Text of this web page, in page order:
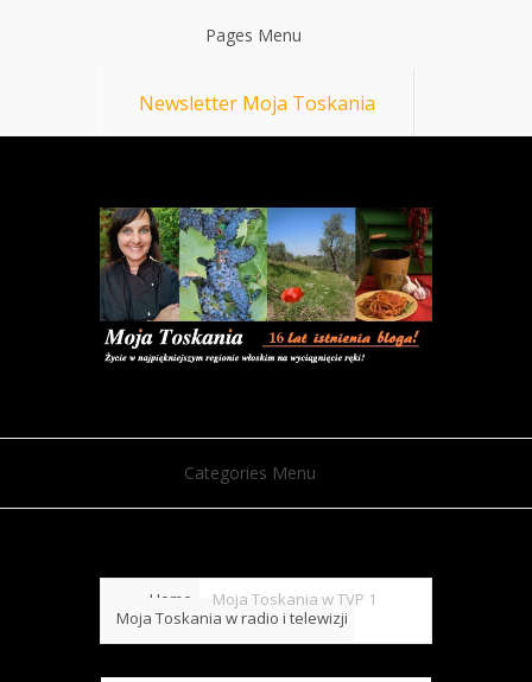
Pages Menu
Newsletter Moja Toskania
Categories Menu
Home
Moja Toskania w radio i telewizji
Moja Toskania w TVP 1